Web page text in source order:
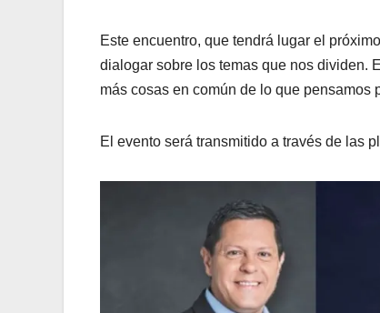
Este encuentro, que tendrá lugar el
dialogar sobre los temas que nos dividen.
más cosas en común de lo que pensamos
El evento será transmitido a través de las